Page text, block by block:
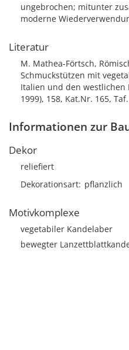
ungebrochen; mitunter
moderne
Literatur
M. Mathea-Förtsch,
Schmuckstützen mit
Italien und den westlichen
1999), 158, Kat.Nr. 165,
Informationen zur
Dekor
reliefiert
Dekorationsart pflanzlich
Motivkomplexe
vegetabiler Kandelaber
bewegter